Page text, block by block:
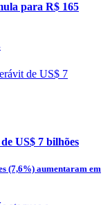
para R$ 165
US$ 7 bilhões
(7,6%) aumentaram em